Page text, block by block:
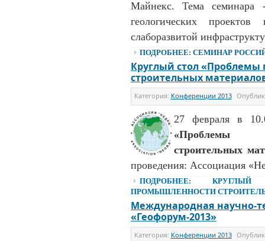
Майнекс. Тема семинара
геологических
слаборазвитой
ПОДРОБНЕЕ: СЕМИНАР
Круглый стол
строительных
Категория: Конференции 2013
27 февраля в
«Проблемы
строительных
проведения: Ассоциация
ПОДРОБНЕЕ:
ПРОМЫШЛЕННОСТИ
Международная научно-
«Геофорум-2013»
Категория: Конференции 2013